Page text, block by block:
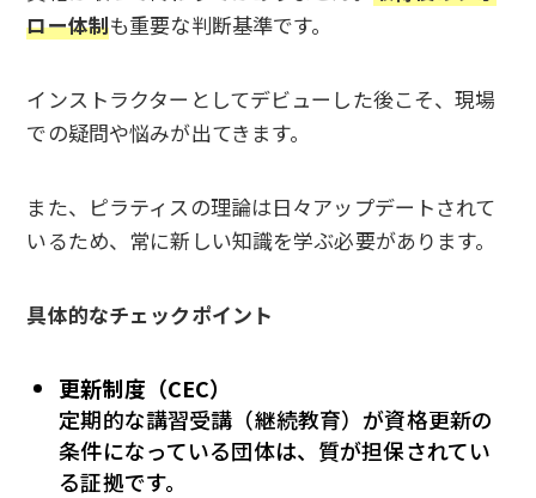
ロー体制も重要な判断基準です。
インストラクターとしてデビューした後こそ、現場
での疑問や悩みが出てきます。
また、ピラティスの理論は日々アップデートされて
いるため、常に新しい知識を学ぶ必要があります。
具体的なチェックポイント
更新制度（CEC）
定期的な講習受講（継続教育）が資格更新の
条件になっている団体は、質が担保されてい
る証拠です。